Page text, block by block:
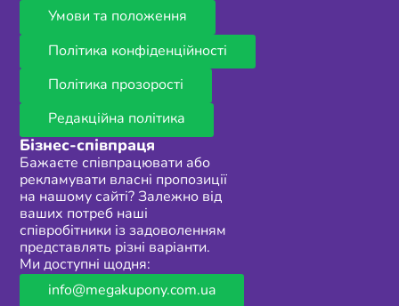
Умови та положення
Політика конфіденційності
Політика прозорості
Редакційна політика
Бізнес-співпраця
Бажаєте співпрацювати або
рекламувати власні пропозиції
на нашому сайті? Залежно від
ваших потреб наші
співробітники із задоволенням
представлять різні варіанти.
Ми доступні щодня:
info@megakupony.com.ua